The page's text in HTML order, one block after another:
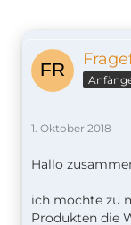
1. Oktober 2018
Hallo
ich möchte zu
Produkten die